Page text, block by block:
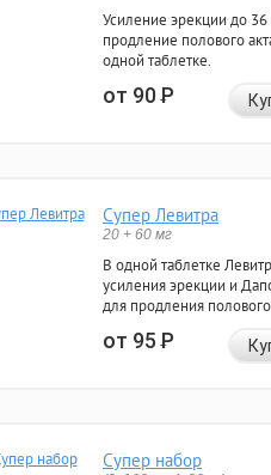
Усиление эрекции до 36
продление полового
одной таблетке.
от 90Р
Супер Левитра
20 + 60 мг
В одной таблетке
усиления эрекции и
для продления полового
от 95Р
Супер набор